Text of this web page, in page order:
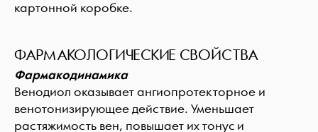
картонной коробке.
ФАРМАКОЛОГИЧЕСКИЕ СВОЙСТВА
Фармакодинамика
Венодиол оказывает ангиопротекторное и
венотонизирующее действие. Уменьшает
растяжимость вен, повышает их тонус и